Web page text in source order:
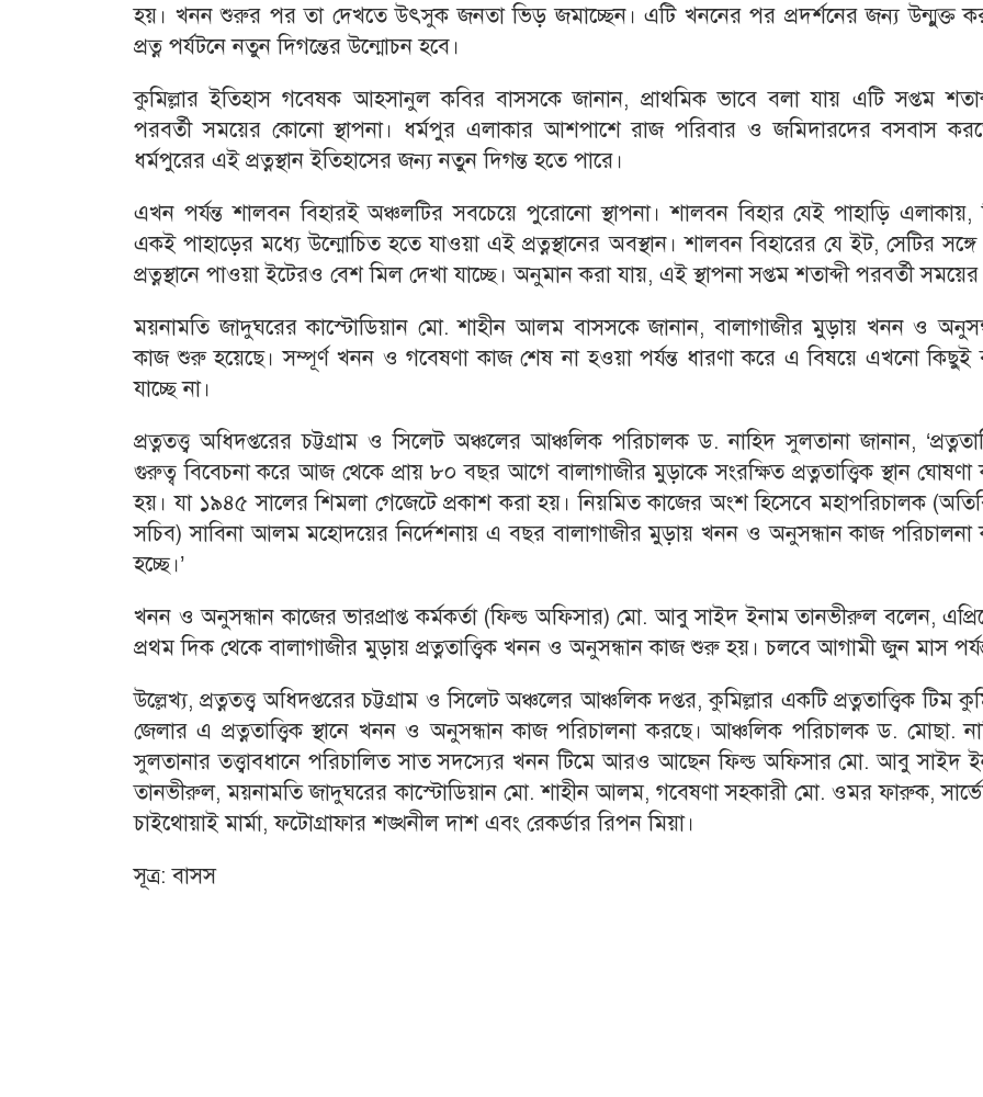
হয়। খনন শুরুর পর তা দেখতে উৎসুক জনতা ভিড় জমাচ্ছেন। এটি খননের পর প্রদর্শনের জন্য উন্মুক্ত
প্রত্ন পর্যটনে নতুন দিগন্তের উন্মোচন হবে।
কুমিল্লার ইতিহাস গবেষক আহসানুল কবির বাসসকে জানান, প্রাথমিক ভাবে বলা যায় এটি সপ্তম
পরবর্তী সময়ের কোনো স্থাপনা। ধর্মপুর এলাকার আশপাশে রাজ পরিবার ও জমিদারদের বসবাস
ধর্মপুরের এই প্রত্নস্থান ইতিহাসের জন্য নতুন দিগন্ত হতে পারে।
এখন পর্যন্ত শালবন বিহারই অঞ্চলটির সবচেয়ে পুরোনো স্থাপনা। শালবন বিহার যেই পাহাড়ি এলাকায়,
একই পাহাড়ের মধ্যে উন্মোচিত হতে যাওয়া এই প্রত্নস্থানের অবস্থান। শালবন বিহারের যে ইট, সেটির
প্রত্নস্থানে পাওয়া ইটেরও বেশ মিল দেখা যাচ্ছে। অনুমান করা যায়, এই স্থাপনা সপ্তম শতাব্দী পরবর্তী
ময়নামতি জাদুঘরের কাস্টোডিয়ান মো. শাহীন আলম বাসসকে জানান, বালাগাজীর মুড়ায় খনন ও
কাজ শুরু হয়েছে। সম্পূর্ণ খনন ও গবেষণা কাজ শেষ না হওয়া পর্যন্ত ধারণা করে এ বিষয়ে এখনো কিছুই
যাচ্ছে না।
প্রত্নতত্ত্ব অধিদপ্তরের চট্টগ্রাম ও সিলেট অঞ্চলের আঞ্চলিক পরিচালক ড. নাহিদ সুলতানা জানান,
গুরুত্ব বিবেচনা করে আজ থেকে প্রায় ৮০ বছর আগে বালাগাজীর মুড়াকে সংরক্ষিত প্রত্নতাত্ত্বিক স্থান ঘোষণা
হয়। যা ১৯৪৫ সালের শিমলা গেজেটে প্রকাশ করা হয়। নিয়মিত কাজের অংশ হিসেবে মহাপরিচালক
সচিব) সাবিনা আলম মহোদয়ের নির্দেশনায় এ বছর বালাগাজীর মুড়ায় খনন ও অনুসন্ধান কাজ পরিচালনা
হচ্ছে।’
খনন ও অনুসন্ধান কাজের ভারপ্রাপ্ত কর্মকর্তা (ফিল্ড অফিসার) মো. আবু সাইদ ইনাম তানভীরুল বলেন,
প্রথম দিক থেকে বালাগাজীর মুড়ায় প্রত্নতাত্ত্বিক খনন ও অনুসন্ধান কাজ শুরু হয়। চলবে আগামী জুন মাস
উল্লেখ্য, প্রত্নতত্ত্ব অধিদপ্তরের চট্টগ্রাম ও সিলেট অঞ্চলের আঞ্চলিক দপ্তর, কুমিল্লার একটি প্রত্নতাত্ত্বিক টিম
জেলার এ প্রত্নতাত্ত্বিক স্থানে খনন ও অনুসন্ধান কাজ পরিচালনা করছে। আঞ্চলিক পরিচালক ড. মোছা.
সুলতানার তত্ত্বাবধানে পরিচালিত সাত সদস্যের খনন টিমে আরও আছেন ফিল্ড অফিসার মো. আবু সাইদ
তানভীরুল, ময়নামতি জাদুঘরের কাস্টোডিয়ান মো. শাহীন আলম, গবেষণা সহকারী মো. ওমর ফারুক,
চাইথোয়াই মার্মা, ফটোগ্রাফার শঙ্খনীল দাশ এবং রেকর্ডার রিপন মিয়া।
সূত্র: বাসস